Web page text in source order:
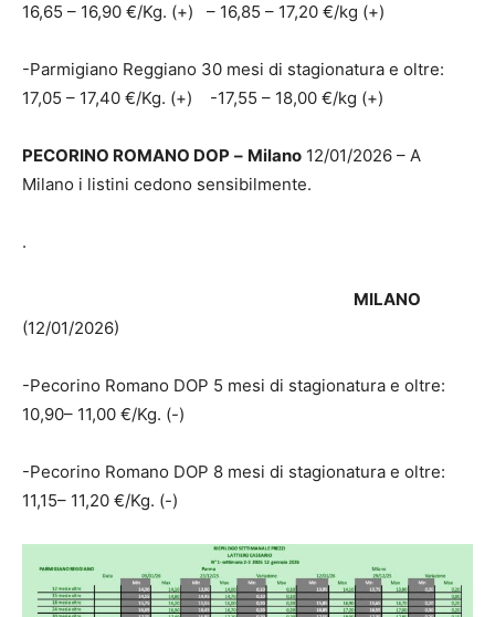
16,65 – 16,90 €/Kg. (+) – 16,85 – 17,20 €/kg (+)
-Parmigiano Reggiano 30 mesi di stagionatura e oltre:
17,05 – 17,40 €/Kg. (+) -17,55 – 18,00 €/kg (+)
PECORINO ROMANO DOP – Milano 12/01/2026 – A
Milano i listini cedono sensibilmente.
.
MILANO
(12/01/2026)
-Pecorino Romano DOP 5 mesi di stagionatura e oltre:
10,90– 11,00 €/Kg. (-)
-Pecorino Romano DOP 8 mesi di stagionatura e oltre:
11,15– 11,20 €/Kg. (-)